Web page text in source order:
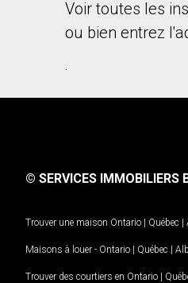
Voir toutes les
ou bien entrez
.
© SERVICES IMMOBILIERS
Trouver une maison Ontario | Québec |
Maisons à louer - Ontario | Québec |
Trouver des courtiers en Ontario |